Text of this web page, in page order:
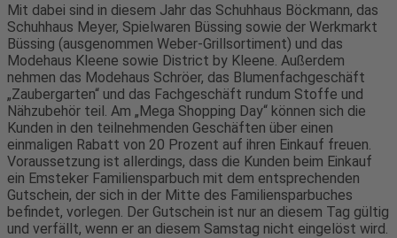
Mit dabei sind in diesem Jahr das Schuhhaus Böckmann, das
Schuhhaus Meyer, Spielwaren Büssing sowie der Werkmarkt
Büssing (ausgenommen Weber-Grillsortiment) und das
Modehaus Kleene sowie District by Kleene. Außerdem
nehmen das Modehaus Schröer, das Blumenfachgeschäft
„Zaubergarten“ und das Fachgeschäft rundum Stoffe und
Nähzubehör teil. Am „Mega Shopping Day“ können sich die
Kunden in den teilnehmenden Geschäften über einen
einmaligen Rabatt von 20 Prozent auf ihren Einkauf freuen.
Voraussetzung ist allerdings, dass die Kunden beim Einkauf
ein Emsteker Familiensparbuch mit dem entsprechenden
Gutschein, der sich in der Mitte des Familiensparbuches
befindet, vorlegen. Der Gutschein ist nur an diesem Tag gültig
und verfällt, wenn er an diesem Samstag nicht eingelöst wird.